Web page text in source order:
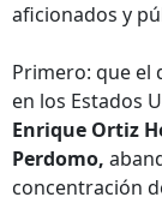
aficionados y
Primero: que el
en los Estados
Enrique Ortiz
Perdomo,
concentración